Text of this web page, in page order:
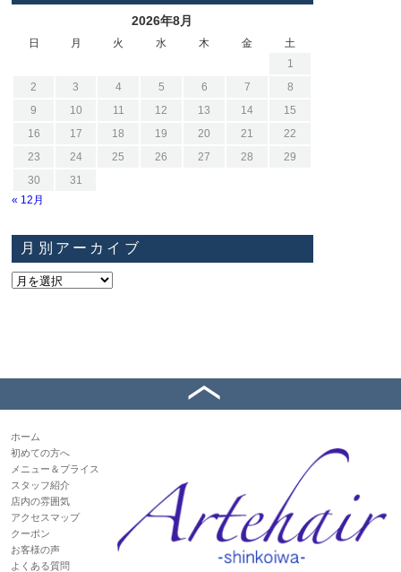
2026年8月
日 月 火 水 木 金
土
1
2
3 4 5 6 7
8
9
10 11 12 13 14
15
16
17 18 19 20 21
22
23
24 25 26 27 28
29
30
31
« 12月
月別アーカイブ
ホーム
初めての方へ
メニュー＆プライス
スタッフ紹介
店内の雰囲気
アクセスマップ
クーポン
お客様の声
よくある質問